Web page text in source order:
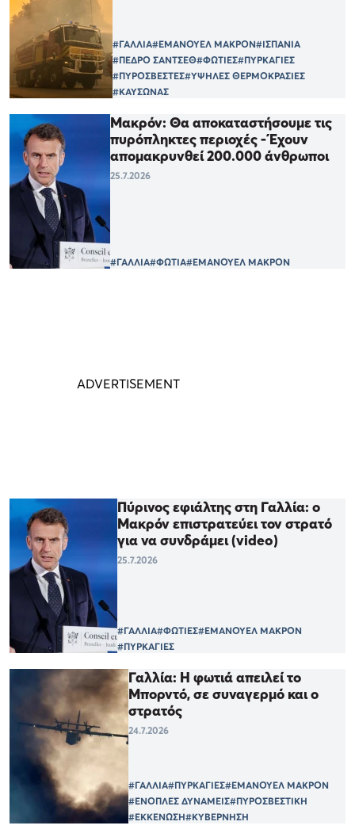
#ΓΑΛΛΙΑ#ΕΜΑΝΟΥΕΛ ΜΑΚΡΟΝ#ΙΣΠΑΝΙΑ
#ΠΕΔΡΟ ΣΑΝΤΣΕΘ#ΦΩΤΙΕΣ#ΠΥΡΚΑΓΙΕΣ
#ΠΥΡΟΣΒΕΣΤΕΣ#ΥΨΗΛΕΣ ΘΕΡΜΟΚΡΑΣΙΕΣ
#ΚΑΥΣΩΝΑΣ
Μακρόν: Θα αποκαταστήσουμε τις
πυρόπληκτες περιοχές - Έχουν
απομακρυνθεί 200.000 άνθρωποι
25.7.2026
#ΓΑΛΛΙΑ#ΦΩΤΙΑ#ΕΜΑΝΟΥΕΛ ΜΑΚΡΟΝ
Πύρινος εφιάλτης στη Γαλλία: ο
Μακρόν επιστρατεύει τον στρατό
για να συνδράμει (video)
25.7.2026
#ΓΑΛΛΙΑ#ΦΩΤΙΕΣ#ΕΜΑΝΟΥΕΛ ΜΑΚΡΟΝ
#ΠΥΡΚΑΓΙΕΣ
Γαλλία: Η φωτιά απειλεί το
Μπορντό, σε συναγερμό και ο
στρατός
24.7.2026
#ΓΑΛΛΙΑ#ΠΥΡΚΑΓΙΕΣ#ΕΜΑΝΟΥΕΛ ΜΑΚΡΟΝ
#ΕΝΟΠΛΕΣ ΔΥΝΑΜΕΙΣ#ΠΥΡΟΣΒΕΣΤΙΚΗ
#ΕΚΚΕΝΩΣΗ#ΚΥΒΕΡΝΗΣΗ